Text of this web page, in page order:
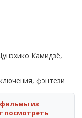
Камидзё,
фэнтези
из
посмотреть